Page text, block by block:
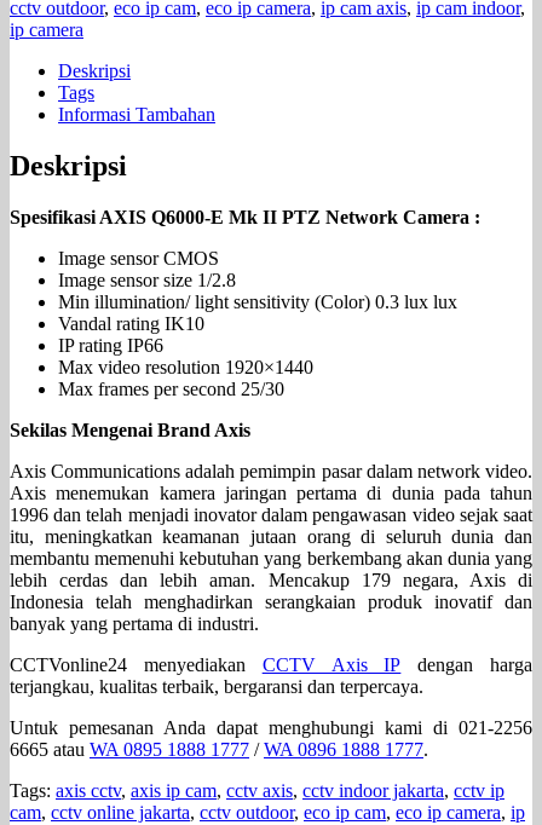
cctv outdoor, eco ip cam, eco ip camera, ip cam axis, ip cam indoor,
ip camera
Deskripsi
Tags
Informasi Tambahan
Deskripsi
Spesifikasi AXIS Q6000-E Mk II PTZ Network Camera :
Image sensor CMOS
Image sensor size 1/2.8
Min illumination/ light sensitivity (Color) 0.3 lux lux
Vandal rating IK10
IP rating IP66
Max video resolution 1920×1440
Max frames per second 25/30
Sekilas Mengenai Brand Axis
Axis Communications adalah pemimpin pasar dalam network video.
Axis menemukan kamera jaringan pertama di dunia pada tahun
1996 dan telah menjadi inovator dalam pengawasan video sejak saat
itu, meningkatkan keamanan jutaan orang di seluruh dunia dan
membantu memenuhi kebutuhan yang berkembang akan dunia yang
lebih cerdas dan lebih aman. Mencakup 179 negara, Axis di
Indonesia telah menghadirkan serangkaian produk inovatif dan
banyak yang pertama di industri.
CCTVonline24 menyediakan CCTV Axis IP dengan harga
terjangkau, kualitas terbaik, bergaransi dan terpercaya.
Untuk pemesanan Anda dapat menghubungi kami di 021-2256
6665 atau WA 0895 1888 1777 /WA 0896 1888 1777.
Tags: axis cctv, axis ip cam, cctv axis, cctv indoor jakarta, cctv ip
cam, cctv online jakarta, cctv outdoor, eco ip cam, eco ip camera, ip